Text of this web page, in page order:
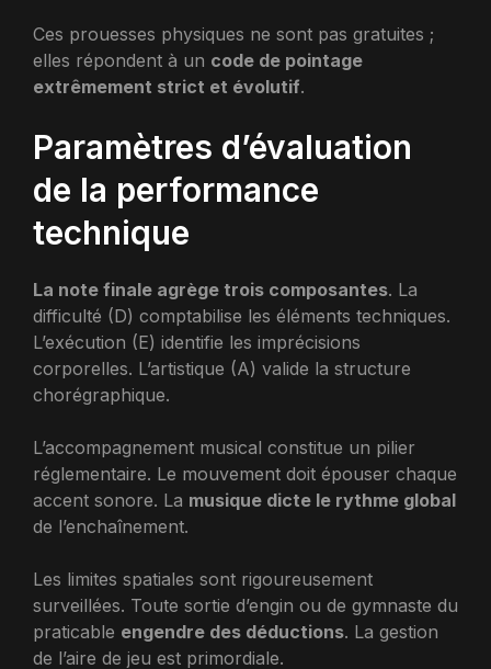
Ces prouesses physiques ne sont pas gratuites ;
elles répondent à un code de pointage
extrêmement strict et évolutif.
Paramètres d’évaluation
de la performance
technique
La note finale agrège trois composantes. La
difficulté (D) comptabilise les éléments techniques.
L’exécution (E) identifie les imprécisions
corporelles. L’artistique (A) valide la structure
chorégraphique.
L’accompagnement musical constitue un pilier
réglementaire. Le mouvement doit épouser chaque
accent sonore. La musique dicte le rythme global
de l’enchaînement.
Les limites spatiales sont rigoureusement
surveillées. Toute sortie d’engin ou de gymnaste du
praticable engendre des déductions. La gestion
de l’aire de jeu est primordiale.